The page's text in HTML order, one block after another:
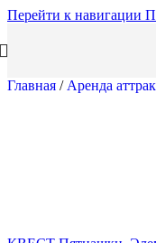
Перейти к навигации
Главная / Аренда